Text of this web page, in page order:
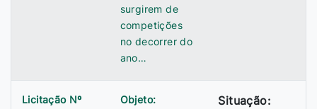
surgirem de
competições
no decorrer do
ano…
Licitação Nº
Objeto:
Situação: